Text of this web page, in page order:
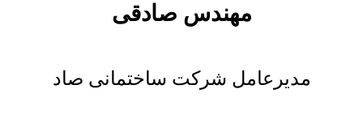
مهندس صادقی
مدیرعامل شرکت ساختمانی صاد